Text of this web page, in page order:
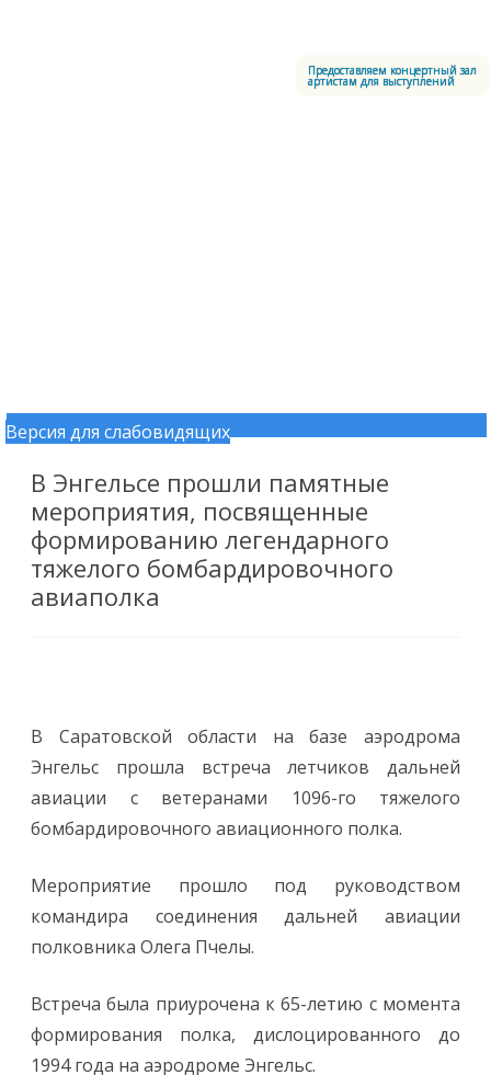
Версия для слабовидящих
Предоставляем концертный зал
артистам для выступлений
Перейти к содержимому
В Энгельсе прошли памятные
мероприятия, посвященные
формированию легендарного
тяжелого бомбардировочного
авиаполка
В Саратовской области на базе аэродрома
Энгельс прошла встреча летчиков дальней
авиации с ветеранами 1096-го тяжелого
бомбардировочного авиационного полка.
Мероприятие прошло под руководством
командира соединения дальней авиации
полковника Олега Пчелы.
Встреча была приурочена к 65-летию с момента
формирования полка, дислоцированного до
1994 года на аэродроме Энгельс.